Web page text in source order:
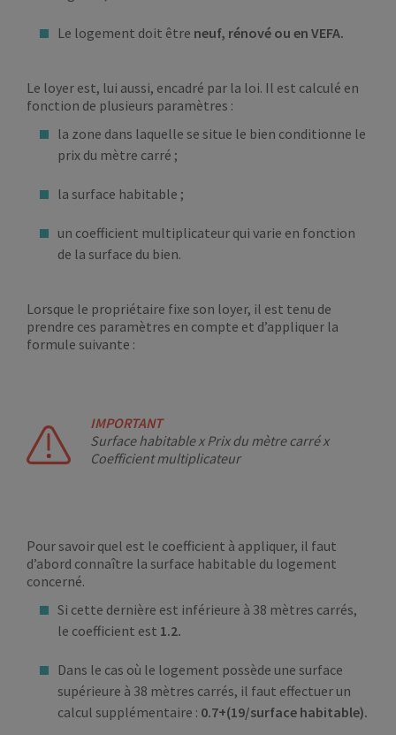
Le logement doit être neuf, rénové ou en VEFA.
Le loyer est, lui aussi, encadré par la loi. Il est calculé en
fonction de plusieurs paramètres :
la zone dans laquelle se situe le bien conditionne le
prix du mètre carré ;
la surface habitable ;
un coefficient multiplicateur qui varie en fonction
de la surface du bien.
Lorsque le propriétaire fixe son loyer, il est tenu de
prendre ces paramètres en compte et d’appliquer la
formule suivante :
IMPORTANT
Surface habitable x Prix du mètre carré x
Coefficient multiplicateur
Pour savoir quel est le coefficient à appliquer, il faut
d’abord connaître la surface habitable du logement
concerné.
Si cette dernière est inférieure à 38 mètres carrés,
le coefficient est 1.2.
Dans le cas où le logement possède une surface
supérieure à 38 mètres carrés, il faut effectuer un
calcul supplémentaire : 0.7+(19/surface habitable).